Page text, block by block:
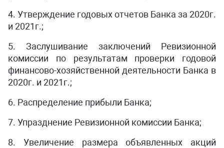
4. Утверждение годовых отчетов Банка за 2020г.
и 2021г.;
5. Заслушивание заключений Ревизионной
комиссии по результатам проверки годовой
финансово-хозяйственной деятельности Банка в
2020г. и 2021г.;
6. Распределение прибыли Банка;
7. Упразднение Ревизионной комиссии Банка;
8. Увеличение размера объявленных акций